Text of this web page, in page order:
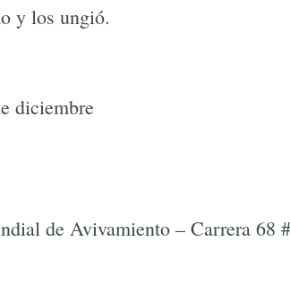
y los ungió.
diciembre
de Avivamiento – Carrera 68